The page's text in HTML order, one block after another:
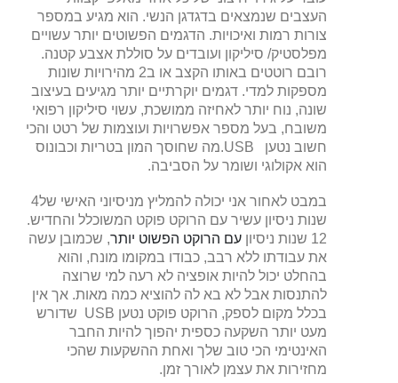
העצבים שנמצאים בדגדגן הנשי. הוא מגיע במספר
צורות רמות ואיכויות. הדגמים הפשוטים יותר עשויים
מפלסטיק/ סיליקון ועובדים על סוללת אצבע קטנה.
רובם רוטטים באותו הקצב או ב2 מהירויות שונות
מספקות למדי. דגמים יוקרתיים יותר מגיעים בעיצוב
שונה, נוח יותר לאחיזה ממושכת, עשוי סיליקון רפואי
משובח, בעל מספר אפשרויות ועוצמות של רטט והכי
חשוב נטען USB.מה שחוסך המון בטריות וכבונוס
הוא אקולוגי ושומר על הסביבה.
במבט לאחור אני יכולה להמליץ מניסיוני האישי של4
שנות ניסיון עשיר עם הרוקט פוקט המשוכלל והחדיש.
12 שנות ניסיון
עם הרוקט הפשוט יותר, שכמובן עשה
את עבודתו ללא רבב, כבודו במקומו מונח, והוא
בהחלט יכול להיות אופציה לא רעה למי שרוצה
להתנסות אבל לא בא לה להוציא כמה מאות. אך אין
בכלל מקום לספק, הרוקט פוקט נטען USB שדורש
מעט יותר השקעה כספית יהפוך להיות החבר
האינטימי הכי טוב שלך ואחת ההשקעות שהכי
מחזירות את עצמן לאורך זמן.